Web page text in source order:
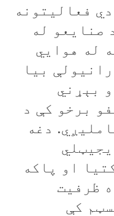
فعاليتونه
صنايعو له
له هوايي
بيا
بېړني
برخو کې د
دغه
او پاکه
ظرفيت
کې